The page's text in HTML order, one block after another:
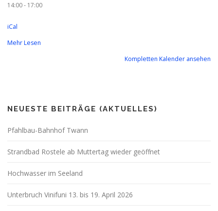
14:00 - 17:00
iCal
Mehr Lesen
Kompletten Kalender ansehen
NEUESTE BEITRÄGE (AKTUELLES)
Pfahlbau-Bahnhof Twann
Strandbad Rostele ab Muttertag wieder geöffnet
Hochwasser im Seeland
Unterbruch Vinifuni 13. bis 19. April 2026